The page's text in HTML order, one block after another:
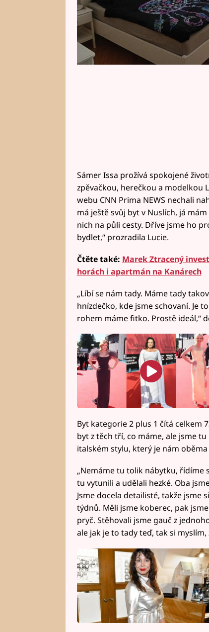
Sámer Issa prožívá spokojené
zpěvačkou, herečkou a modelkou
webu CNN Prima NEWS nechali
má ještě svůj byt v Nuslích, já
nich na půli cesty. Dříve jsme ho
bydlet,“ prozradila Lucie.
Čtěte také: Marek Ztracený
horách i apartmán na Kanárech
„Líbí se nám tady. Máme tady
hnízdečko, kde jsme schovaní. Je
rohem máme fitko. Prostě ideál,“
Byt kategorie 2 plus 1 čítá celkem
byt z těch tří, co máme, ale jsme
italském stylu, který je nám oběma
„Nemáme tu tolik nábytku, řídíme
tu vytunili a udělali hezké. Oba
Jsme docela detailisté, takže jsme
týdnů. Měli jsme koberec, pak
pryč. Stěhovali jsme gauč z
ale jak je to tady teď, tak si myslím,